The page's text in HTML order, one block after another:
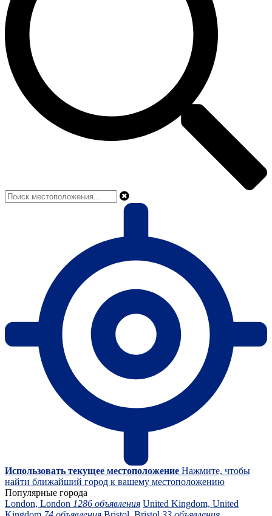
Использовать текущее местоположение Нажмите, чтобы
найти ближайший город к вашему местоположению
Популярные города
London, London 1286 объявления United Kingdom, United